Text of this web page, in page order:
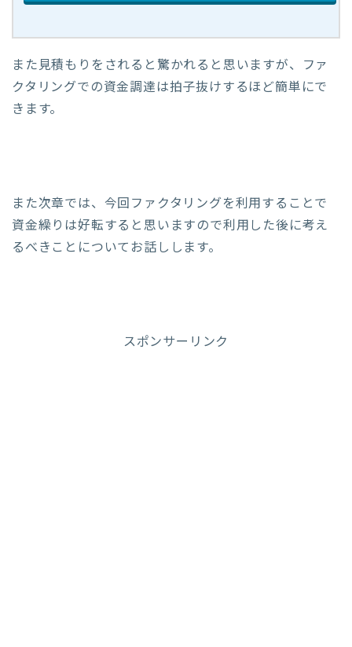
また見積もりをされると驚かれると思いますが、ファ
クタリングでの資金調達は拍子抜けするほど簡単にで
きます。
また次章では、今回ファクタリングを利用することで
資金繰りは好転すると思いますので利用した後に考え
るべきことについてお話しします。
スポンサーリンク